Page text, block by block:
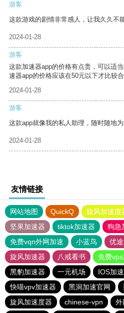
游客
这款游戏的剧情非常感人，让我久久不
2024-01-28
游客
这款加速器app的价格有点贵，可以适
速器app的价格应该在50元以下才比较合
2024-01-28
游客
这款app就像我的私人助理，随时随地为
2024-01-28
友情链接
网站地图 QuickQ 旋风加速度
坚果加速器
tiktok加速器
狗急
免费vqn外网加速
小蓝鸟 优
旋风加速器
八戒看书
免费
黑豹加速器
一元机场 IOS加
快喵vpv加速器
黑洞加速官网
旋风加速度器
chinese-vpn 外